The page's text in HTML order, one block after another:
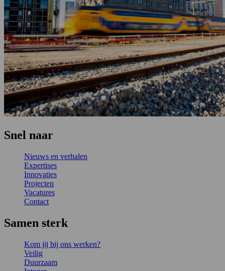
Snel naar
Nieuws en verhalen
Expertises
Innovaties
Projecten
Vacatures
Contact
Samen sterk
Kom jij bij ons werken?
Veilig
Duurzaam